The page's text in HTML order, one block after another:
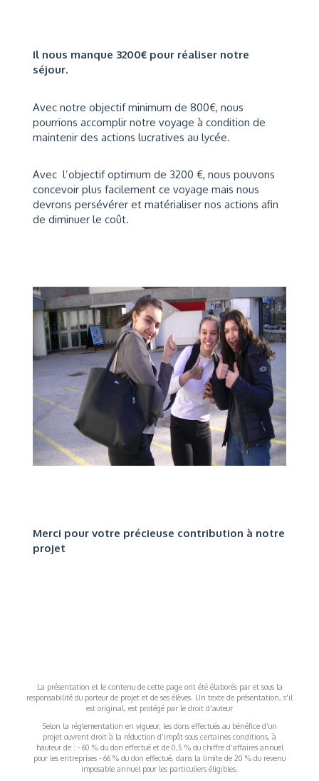
Il nous manque 3200€ pour réaliser notre
séjour.
Avec notre objectif minimum de 800€, nous
pourrions accomplir notre voyage à condition de
maintenir des actions lucratives au lycée.
Avec l’objectif optimum de 3200 €, nous pouvons
concevoir plus facilement ce voyage mais nous
devrons persévérer et matérialiser nos actions afin
de diminuer le coût.
Merci pour votre précieuse contribution à notre
projet
La présentation et le contenu de cette page ont été élaborés par et sous la
responsabilité du porteur de projet et de ses élèves. Un texte de présentation, s'il
est original, est protégé par le droit d'auteur
Selon la réglementation en vigueur, les dons effectués au bénéfice d’un
projet ouvrent droit à la réduction d’impôt sous certaines conditions, à
hauteur de : - 60 % du don effectué et de 0,5 % du chiffre d’affaires annuel
pour les entreprises - 66 % du don effectué, dans la limite de 20 % du revenu
imposable annuel pour les particuliers éligibles.